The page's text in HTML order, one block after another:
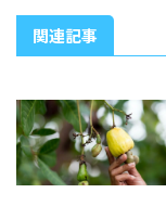
関連記事